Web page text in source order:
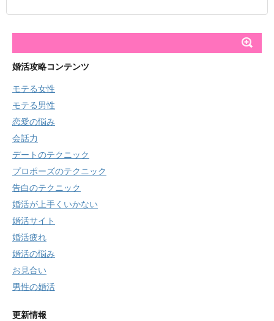
婚活攻略コンテンツ
モテる女性
モテる男性
恋愛の悩み
会話力
デートのテクニック
プロポーズのテクニック
告白のテクニック
婚活が上手くいかない
婚活サイト
婚活疲れ
婚活の悩み
お見合い
男性の婚活
更新情報